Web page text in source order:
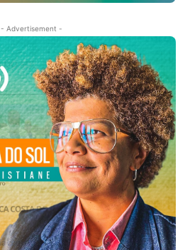
- Advertisement -